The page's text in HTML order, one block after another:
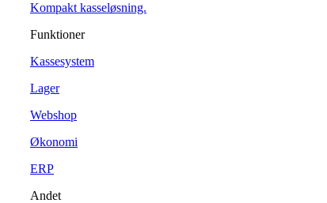
Kompakt kasseløsning.
Funktioner
Kassesystem
Lager
Webshop
Økonomi
ERP
Andet